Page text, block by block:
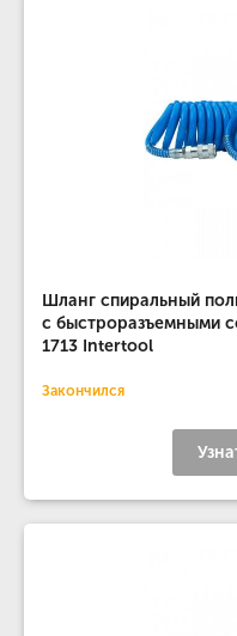
Шланг спиральный
с быстроразъемными
1713 Intertool
Закончился